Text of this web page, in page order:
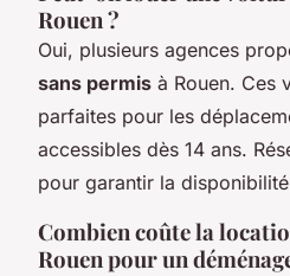
Rouen ?
Oui, plusieurs agences
sans permis à Rouen. Ces
parfaites pour les
accessibles dès 14 ans.
pour garantir la
Combien coûte la
Rouen pour un